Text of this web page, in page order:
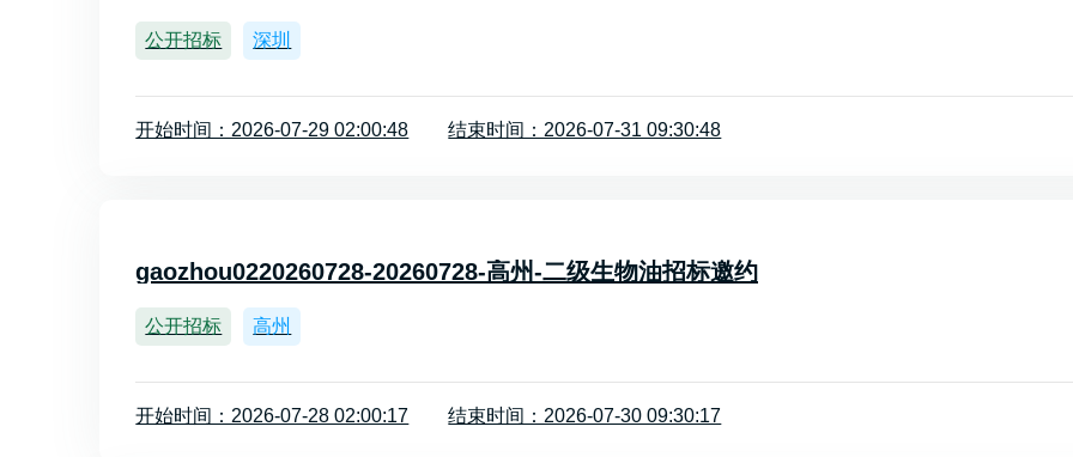
公开招标 深圳
开始时间：2026-07-29 02:00:48 结束时间：2026-07-31 09:30:48
gaozhou0220260728-20260728-高州-二级生物油招标邀约
公开招标 高州
开始时间：2026-07-28 02:00:17 结束时间：2026-07-30 09:30:17